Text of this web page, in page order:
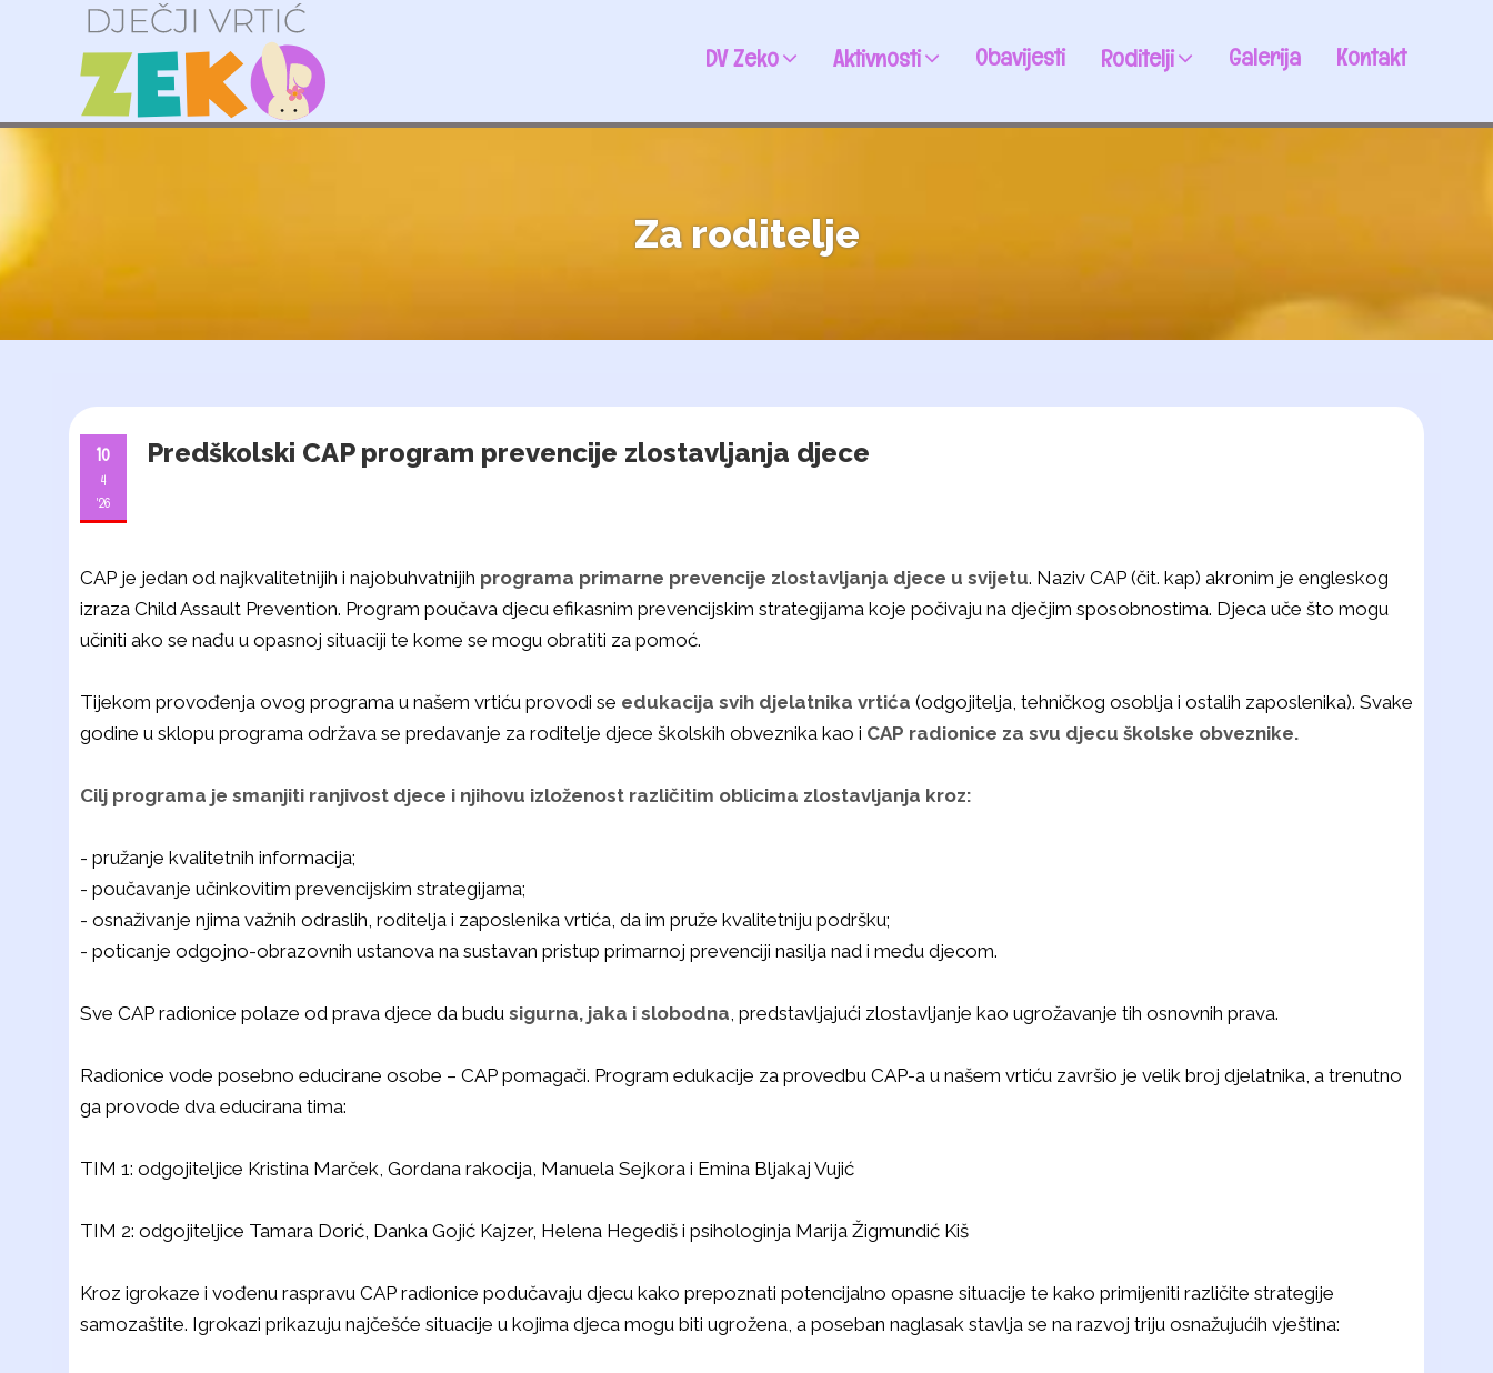
DV Zeko Aktivnosti Obavijesti Roditelji Galerija Kontakt
Za roditelje
10
4
'26
Predškolski CAP program prevencije zlostavljanja djece
CAP je jedan od najkvalitetnijih i najobuhvatnijih programa primarne prevencije zlostavljanja djece u svijetu. Naziv CAP (čit. kap) akronim je engleskog
izraza Child Assault Prevention. Program poučava djecu efikasnim prevencijskim strategijama koje počivaju na dječjim sposobnostima. Djeca uče što mogu
učiniti ako se nađu u opasnoj situaciji te kome se mogu obratiti za pomoć.
Tijekom provođenja ovog programa u našem vrtiću provodi se edukacija svih djelatnika vrtića (odgojitelja, tehničkog osoblja i ostalih zaposlenika). Svake
godine u sklopu programa održava se predavanje za roditelje djece školskih obveznika kao i CAP radionice za svu djecu školske obveznike.
Cilj programa je smanjiti ranjivost djece i njihovu izloženost različitim oblicima zlostavljanja kroz:
- pružanje kvalitetnih informacija;
- poučavanje učinkovitim prevencijskim strategijama;
- osnaživanje njima važnih odraslih, roditelja i zaposlenika vrtića, da im pruže kvalitetniju podršku;
- poticanje odgojno-obrazovnih ustanova na sustavan pristup primarnoj prevenciji nasilja nad i među djecom.
Sve CAP radionice polaze od prava djece da budu sigurna, jaka i slobodna , predstavljajući zlostavljanje kao ugrožavanje tih osnovnih prava.
Radionice vode posebno educirane osobe – CAP pomagači. Program edukacije za provedbu CAP-a u našem vrtiću završio je velik broj djelatnika, a trenutno
ga provode dva educirana tima:
TIM 1: odgojiteljice Kristina Marček, Gordana rakocija, Manuela Sejkora i Emina Bljakaj Vujić
TIM 2: odgojiteljice Tamara Dorić, Danka Gojić Kajzer, Helena Hegediš i psihologinja Marija Žigmundić Kiš
Kroz igrokaze i vođenu raspravu CAP radionice podučavaju djecu kako prepoznati potencijalno opasne situacije te kako primijeniti različite strategije
samozaštite. Igrokazi prikazuju najčešće situacije u kojima djeca mogu biti ugrožena, a poseban naglasak stavlja se na razvoj triju osnažujućih vještina: